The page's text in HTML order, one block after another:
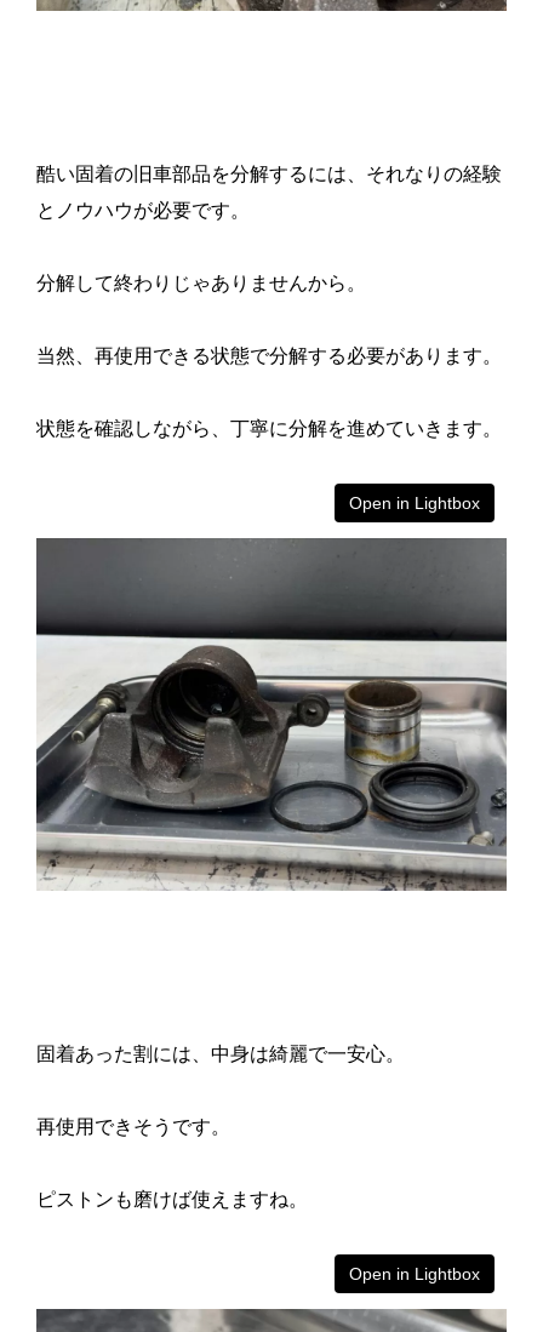
酷い固着の旧車部品を分解するには、それなりの経験
とノウハウが必要です。
分解して終わりじゃありませんから。
当然、再使用できる状態で分解する必要があります。
状態を確認しながら、丁寧に分解を進めていきます。
Open in Lightbox
固着あった割には、中身は綺麗で一安心。
再使用できそうです。
ピストンも磨けば使えますね。
Open in Lightbox